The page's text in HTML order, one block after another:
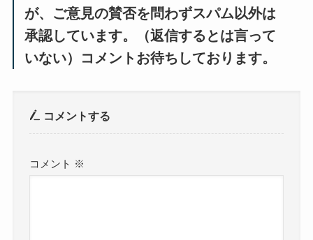
が、ご意見の賛否を問わずスパム以外は
承認しています。（返信するとは言って
いない）コメントお待ちしております。
コメントする
コメント ※